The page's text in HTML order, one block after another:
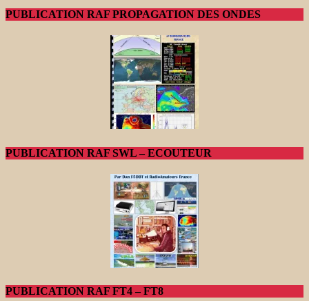
PUBLICATION RAF PROPAGATION DES ONDES
PUBLICATION RAF SWL – ECOUTEUR
PUBLICATION RAF FT4 – FT8